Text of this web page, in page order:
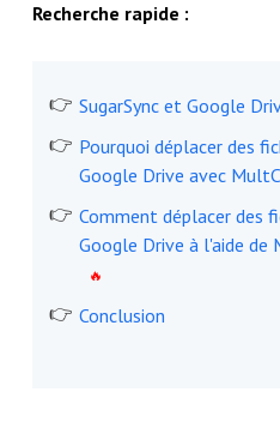
Recherche rapide :
SugarSync et Google
Pourquoi déplacer des
Google Drive avec
Comment déplacer des
Google Drive à l'aide de
Conclusion